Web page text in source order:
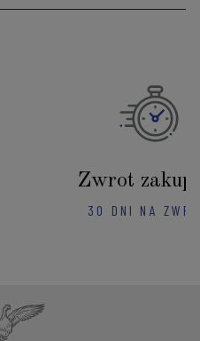
Zwrot
30 DNI NA